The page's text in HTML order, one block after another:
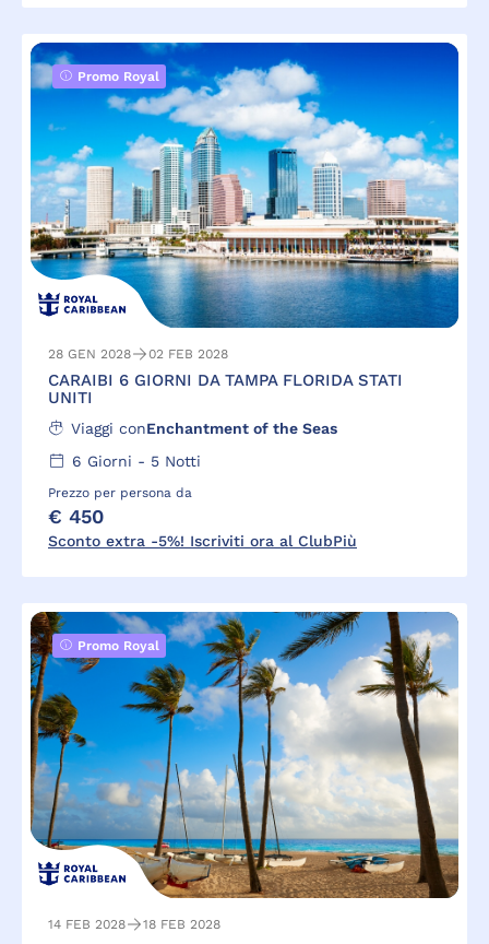
Promo Royal
28 GEN 2028 02 FEB 2028
CARAIBI 6 GIORNI DA TAMPA FLORIDA STATI
UNITI
Viaggi conEnchantment of the Seas
6 Giorni - 5Notti
Prezzo per persona da
€ 450
Sconto extra -5%! Iscriviti ora al ClubPiù
Promo Royal
14 FEB 2028 18 FEB 2028